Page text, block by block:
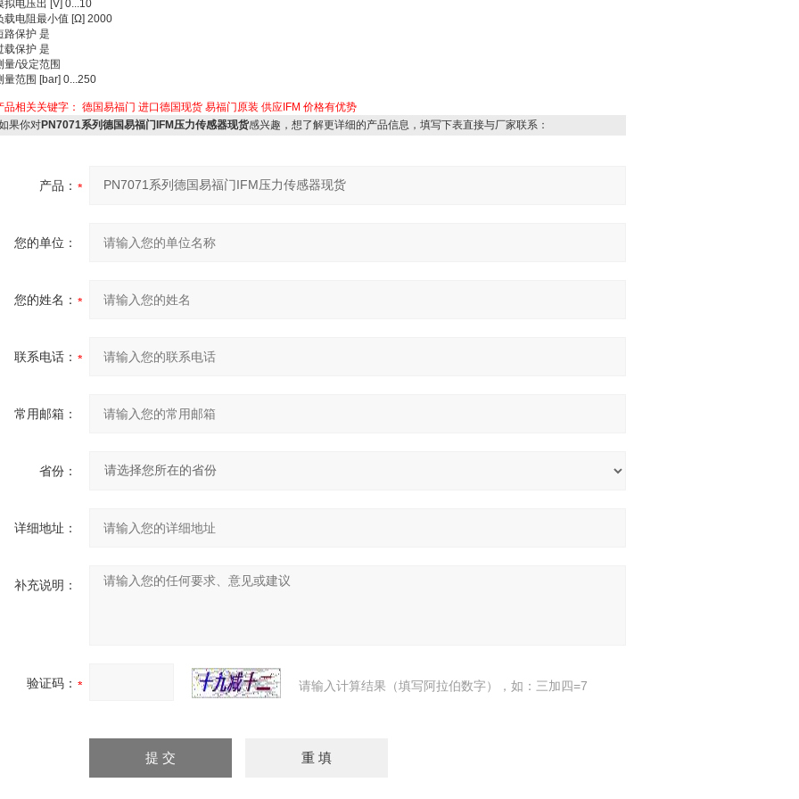
拟电压出 [V] 0...10
载电阻最小值 [Ω] 2000
路保护 是
载保护 是
量/设定范围
量范围 [bar] 0...250
品相关关键字： 德国易福门 进口德国现货 易福门原装 供应IFM 价格有优势
你对PN7071系列德国易福门IFM压力传感器现货感兴趣，想了解更详细的产品信息，填写下表直接与厂家联系：
产品：
您的单位：
您的姓名：
联系电话：
常用邮箱：
省份：
详细地址：
补充说明：
验证码： 请输入计算结果（填写阿拉伯数字），如：三加四=7